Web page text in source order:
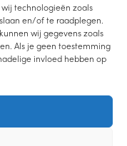
technologieën zoals
en/of te raadplegen.
wij gegevens zoals
Als je geen toestemming
invloed hebben op